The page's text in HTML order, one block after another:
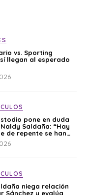
vs. Sporting
llegan al esperado
pone en duda
Saldaña: “Hay
de repente se han
niega relación
Sánchez y evalúa